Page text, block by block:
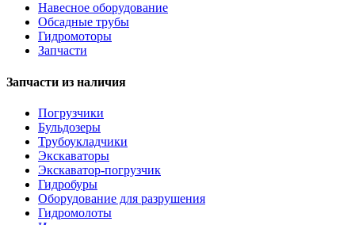
Навесное оборудование
Обсадные трубы
Гидромоторы
Запчасти
Запчасти из наличия
Погрузчики
Бульдозеры
Трубоукладчики
Экскаваторы
Экскаватор-погрузчик
Гидробуры
Оборудование для разрушения
Гидромолоты